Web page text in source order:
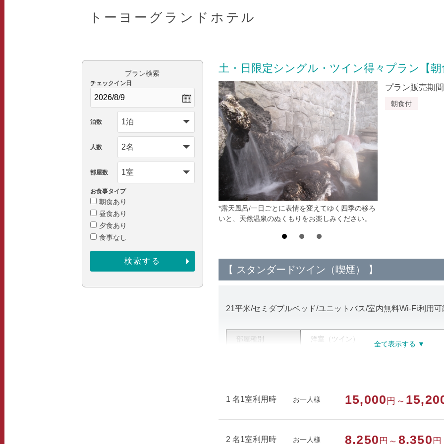
トーヨーグランドホテル
土・日限定シングル・ツイン得々プラン【朝
*露天風呂/一日ごとに表情を変えてゆく四季の移ろ
いと、天然温泉のぬくもりをお楽しみください。
プラン販売期
朝食付
【 スタンダードツイン（喫煙） 】
21平米/セミダブルベッド/ユニットバス/室内無料Wi-Fi利用可
部屋種別 洋室（ツイン）
1 名1室利用時 お一人様 15,000 円～
2 名1室利用時 お一人様 8,250 円～ 8,350 円
プラン検索
チェックイン日
泊数
人数
部屋数
お食事タイプ
朝食あり
昼食あり
夕食あり
食事なし